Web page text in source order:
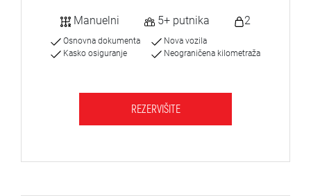
Manuelni 5+ putnika 2
Osnovna dokumenta
Kasko osiguranje
Nova vozila
Neograničena kilometraža
REZERVIŠITE